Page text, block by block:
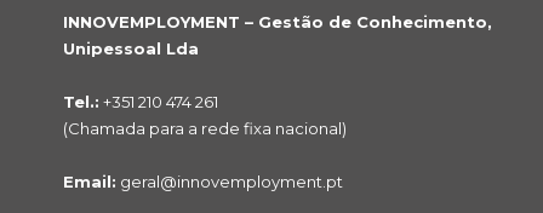
INNOVEMPLOYMENT – Gestão de Conhecimento,
Unipessoal Lda
Tel.: +351 210 474 261
(Chamada para a rede fixa nacional)
Email: geral@innovemployment.pt